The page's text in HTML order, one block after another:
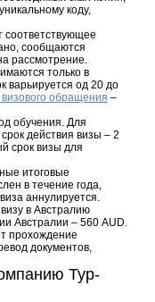
коду,
соответствующее
сообщаются
рассмотрение.
только в
варьируется од 20 до
обращения –
обучения. Для
действия визы – 2
срок визы для
итоговые
в течение года,
аннулируется.
в Австралию
Австралии – 560 AUD.
прохождение
документов,
Тур-